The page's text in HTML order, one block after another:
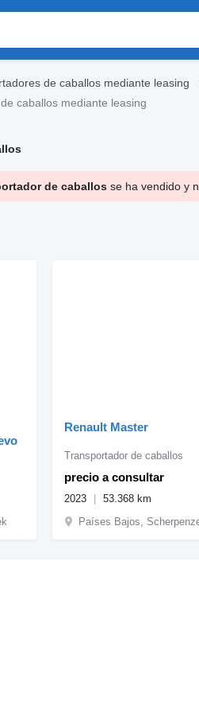
de caballos mediante leasing
caballos mediante leasing
de caballosse ha vendido y
Renault Master
precio a consultar
Transportador de caballos
2023
53.368 km
Países Bajos,